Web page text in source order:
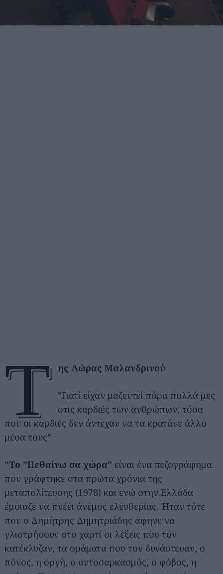
τ ης Δώρας Μαλανδρινού
”Γιατί είχαν μαζευτεί πάρα πολλά μες
στις καρδιές των ανθρώπων, τόσα
που οι καρδιές δεν άντεχαν να τα κρατάνε άλλο
μέσα τους”.
”Το ”Πεθαίνω σα χώρα” είναι ένα πεζογράφημα
που γράφτηκε στα πρώτα χρόνια της
μεταπολίτευσης (1978) και ενώ στην Ελλάδα
έμοιαζε να πνέει άνεμος ελευθερίας. Ήταν τότε
που ο Δημήτρης Δημητριάδης άφηνε να
γλιστρήσουν στο χαρτί οι λέξεις που τον
κατέκλυζαν, τα οράματα που τον δυνάστευαν, ο
πόνος, η οργή, ο αυτοσαρκασμός, ο φόβος, η